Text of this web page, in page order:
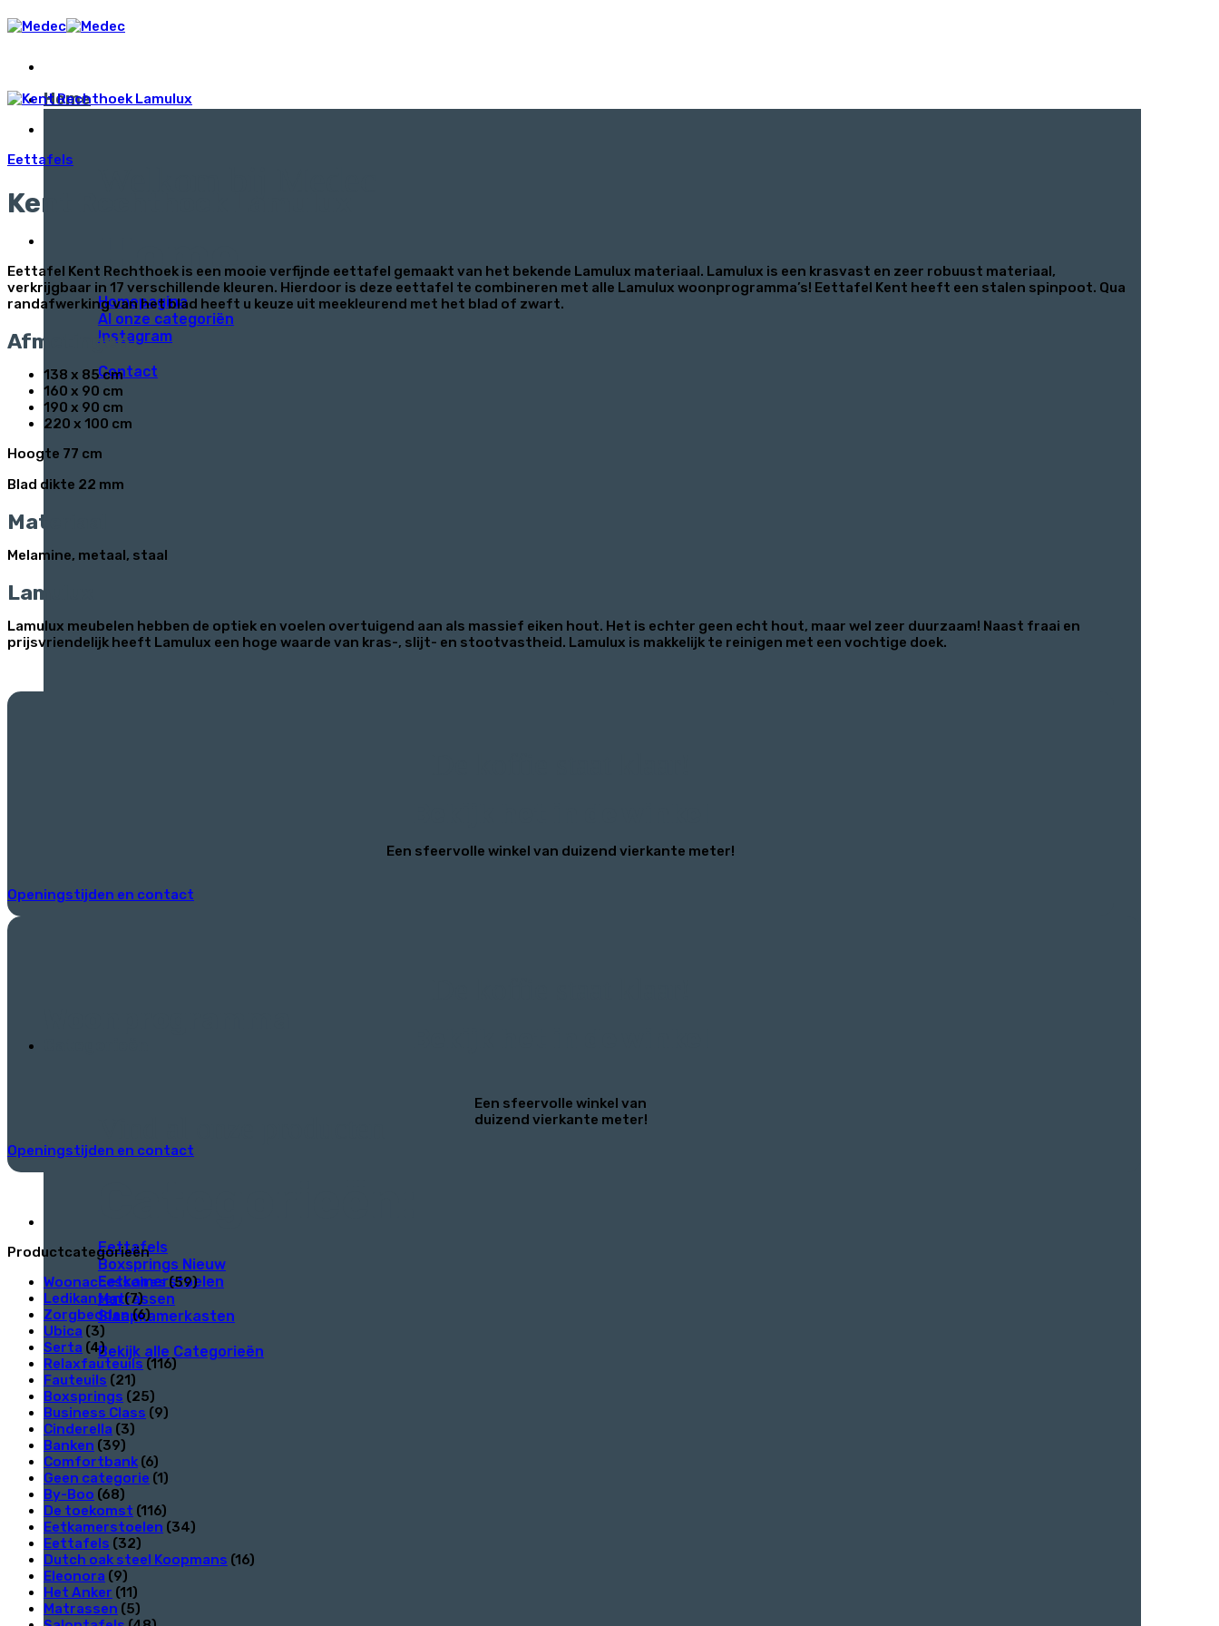
Ga
naar
Home
Home
Homepagina
Al onze categoriën
Instagram
Contact
Eettafels
Boxsprings
Eetkamerstoelen
Matrassen
Slaapkamerkasten
Bekijk alle Categorieën
Eettafels
Kent Rechthoek Lamulux
Eettafel Kent Rechthoek is een mooie verfijnde eettafel gemaakt van het bekende Lamulux materiaal. Lamulux is een krasvast en zeer robuust materiaal,
verkrijgbaar in 17 verschillende kleuren. Hierdoor is deze eettafel te combineren met alle Lamulux woonprogramma’s! Eettafel Kent heeft een stalen spinpoot. Qua
randafwerking van het blad heeft u keuze uit meekleurend met het blad of zwart.
Afmetingen
138 x 85 cm
160 x 90 cm
190 x 90 cm
220 x 100 cm
Hoogte 77 cm
Blad dikte 22 mm
Materiaal
Melamine, metaal, staal
Lamulux
Lamulux meubelen hebben de optiek en voelen overtuigend aan als massief eiken hout. Het is echter geen echt hout, maar wel zeer duurzaam! Naast fraai en
prijsvriendelijk heeft Lamulux een hoge waarde van kras-, slijt- en stootvastheid. Lamulux is makkelijk te reinigen met een vochtige doek.
Een sfeervolle winkel van duizend vierkante meter!
Openingstijden en contact
Een sfeervolle winkel van
duizend vierkante meter!
Openingstijden en contact
Productcategorieën
Woonaccessoires (59)
Ledikanten (7)
Zorgbedden (6)
Ubica (3)
Serta (4)
Relaxfauteuils(116)
Fauteuils (21)
Boxsprings (25)
Business Class (9)
Cinderella (3)
Banken (39)
Comfortbank (6)
Geen categorie (1)
By-Boo (68)
De toekomst (116)
Eetkamerstoelen (34)
Eettafels (32)
Dutch oak steel Koopmans (16)
Eleonora (9)
Het Anker (11)
Matrassen (5)